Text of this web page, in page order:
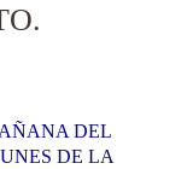
DEL
DE LA